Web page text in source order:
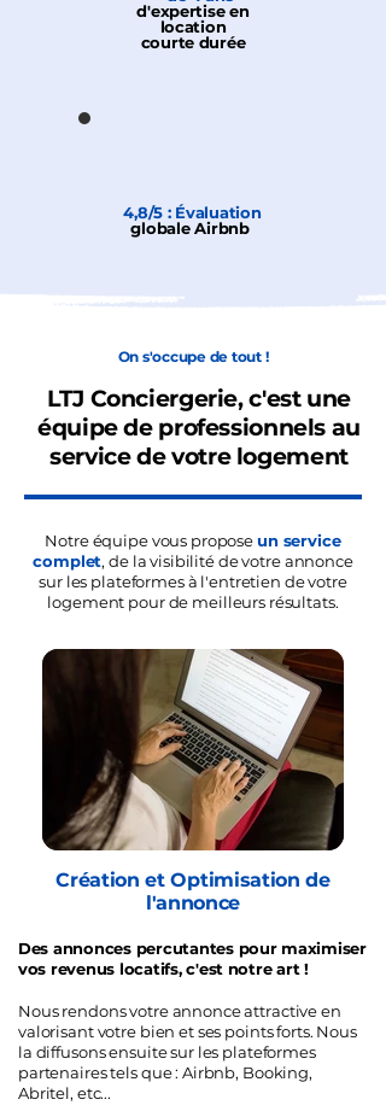
d'expertise en
location
courte durée
4,8/5 : Évaluation
globale Airbnb
On s'occupe de tout !
LTJ Conciergerie, c'est une
équipe de professionnels au
service de votre logement
Notre équipe vous proposeun service
complet, de la visibilité de votre annonce
sur les plateformes à l'entretien de votre
logement pour de meilleurs résultats.
Création et Optimisation de
l'annonce
Des annonces percutantes pour maximiser
vos revenus locatifs, c'est notre art !
Nous rendons votre annonce attractive en
valorisant votre bien et ses points forts. Nous
la diffusons ensuite sur les plateformes
partenaires tels que : Airbnb, Booking,
Abritel, etc...